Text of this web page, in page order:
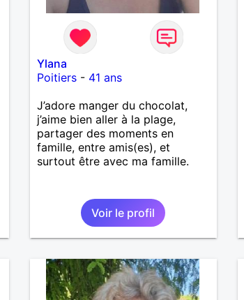
Ylana
Poitiers- 41 ans
J’adore manger du chocolat,
j’aime bien aller à la plage,
partager des moments en
famille, entre amis(es), et
surtout être avec ma famille.
Voir le profil